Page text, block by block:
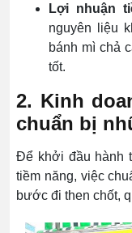
Lợi nhuận
nguyên liệu
bánh mì chả
tốt.
2. Kinh
chuẩn bị
Để khởi đầu hành
tiềm năng, việc
bước đi then chốt,